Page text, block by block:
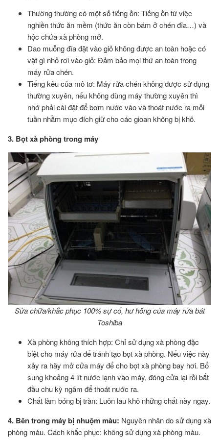
Thường thường có một số tiếng ồn: Tiếng ồn từ việc
nghiền thức ăn mềm (thức ăn còn bám ở chén đĩa…) và
hộc chứa xà phòng mở.
Dao muỗng đĩa đặt vào giỏ không được an toàn hoặc có
vật gì nhỏ rơi vào giỏ: Đảm bảo mọi thứ an toàn trong
máy rửa chén.
Tiếng kêu của mô tơ: Máy rửa chén không được sử dụng
thường xuyên, nếu không dùng máy thường xuyên thì
nhớ phải cài đặt để bơm nước vào và thoát nước ra mỗi
tuần nhằm mục đích giữ cho các gioan không bị khô.
3. Bọt xà phòng trong máy
Sửa chữa/khắc phục 100% sự cố, hư hỏng của máy rửa bát
Toshiba
Xà phòng không thích hợp: Chỉ sử dụng xà phòng đặc
biệt cho máy rửa để tránh tạo bọt xà phòng. Nếu việc này
xảy ra hãy mở cửa máy để cho bọt xà phòng bay hơi. Bổ
sung khoảng 4 lít nước lạnh vào máy, đóng cửa lại rồi bắt
đầu chu kỳ ngâm để thoát nước ra.
Chất làm bóng bị tràn: Luôn lau khô những chất này ngay.
4. Bên trong máy bị nhuộm màu: Nguyên nhân do sử dụng xà
phòng màu. Cách khắc phục: không sử dụng xà phòng màu.